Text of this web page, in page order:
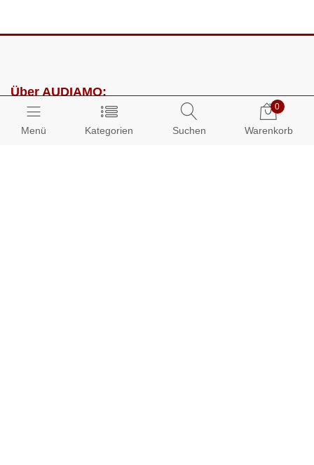
Menü Kategorien Suchen
0
Warenkorb
Über AUDIAMO:
Impressum